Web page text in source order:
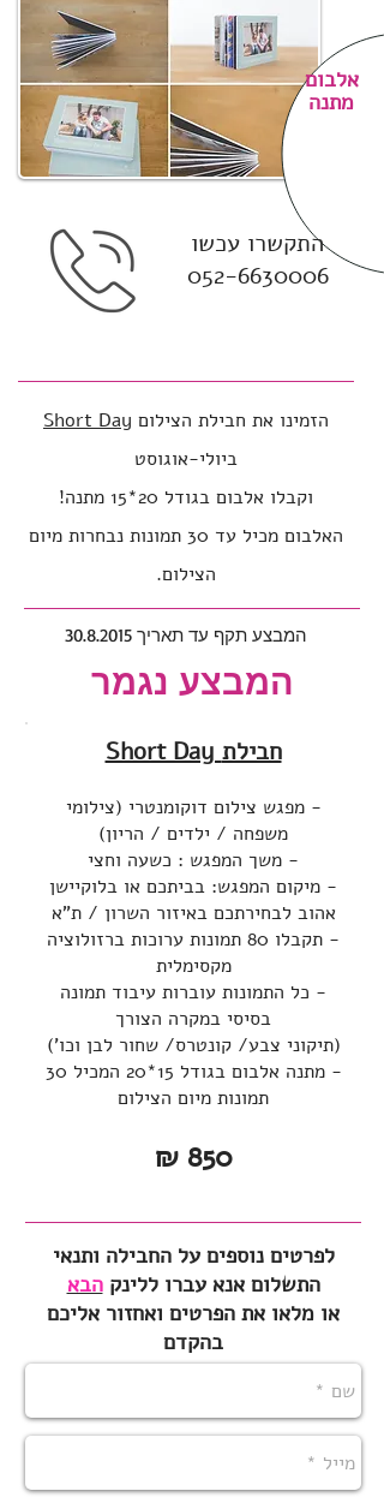
אלבום
מתנה
התקשרו עכשו
052-6630006
הזמינו את חבילת הצילום Short Day
ביולי-אוגוסט
וקבלו אלבום בגודל 20*15 מתנה!
האלבום מכיל עד 30 תמונות נבחרות מיום
הצילום.
המבצע תקף עד תאריך 30.8.2015
המבצע נגמר
Short Day חבילת
- מפגש צילום דוקומנטרי (צילומי
משפחה / ילדים / הריון)
- משך המפגש : כשעה וחצי
- מיקום המפגש: בביתכם או בלוקיישן
אהוב לבחירתכם באיזור השרון / ת"א
- תקבלו 80 תמונות ערוכות ברזולוציה
מקסימלית
- כל התמונות עוברות עיבוד תמונה
בסיסי במקרה הצורך
(תיקוני צבע/ קונטרס/ שחור לבן וכו')
- מתנה אלבום בגודל 15*20 המכיל 30
תמונות מיום הצילום
850 ₪
לפרטים נוספים על החבילה ותנאי
התשלום אנא עברו ללינקהבא
או מלאו את הפרטים ואחזור אליכם
בהקדם